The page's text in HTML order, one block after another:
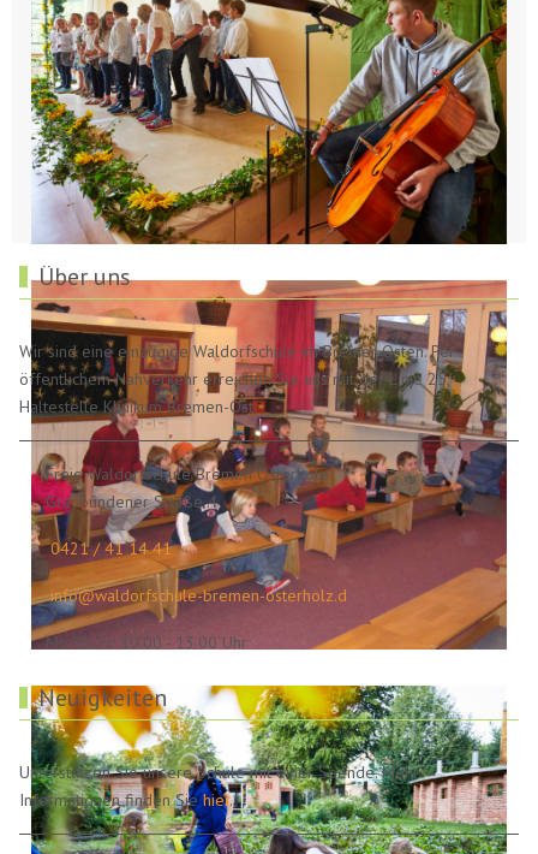
Über uns
Wir sind eine einzügige Waldorfschule im Bremer Osten. Per
öffentlichem Nahverkehr erreichen Sie uns mit der Linie 25,
Haltestelle Klinikum Bremen-Ost.
Freie Waldorfschule Bremen Osterholz
Graubündener Straße 4
0421 / 41 14 41
info@waldorfschule-bremen-osterholz.d
Mo bis Fr: 10.00 - 13.00 Uhr
Neuigkeiten
Unterstützen Sie unsere Schule mit einer Spende. Mehr
Informationen finden Siehier.